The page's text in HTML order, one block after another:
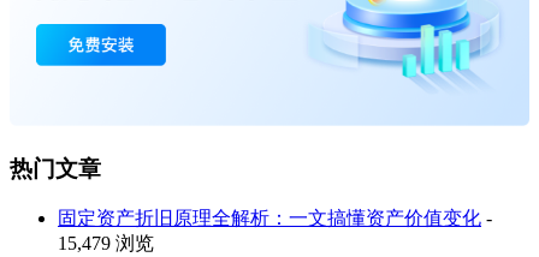
热门文章
固定资产折旧原理全解析：一文搞懂资产价值变化 -
15,479 浏览